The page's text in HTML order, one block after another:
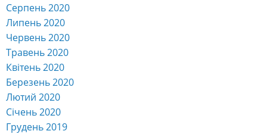
Серпень 2020
Липень 2020
Червень 2020
Травень 2020
Квітень 2020
Березень 2020
Лютий 2020
Січень 2020
Грудень 2019